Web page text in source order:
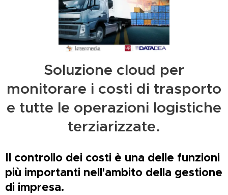
Soluzione cloud per
monitorare i costi di trasporto
e tutte le operazioni logistiche
terziarizzate.
Il controllo dei costi è una delle funzioni
più importanti nell'ambito della gestione
di impresa.